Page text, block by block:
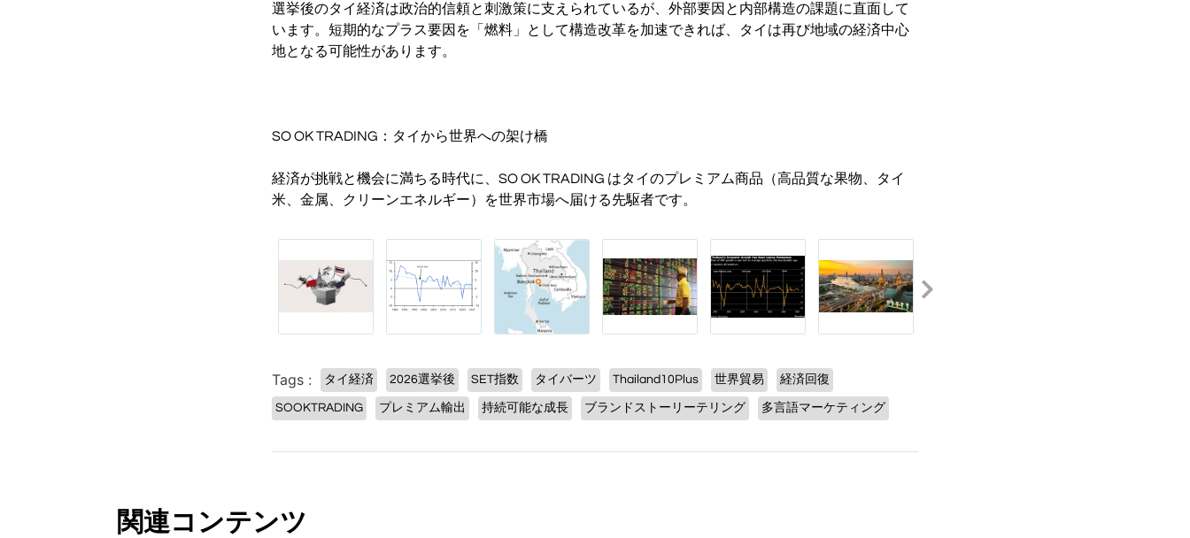
選挙後のタイ経済は政治的信頼と刺激策に支えられているが、外部要因と内部構造の課題に直面して
います。短期的なプラス要因を「燃料」として構造改革を加速できれば、タイは再び地域の経済中心
地となる可能性があります。
SO OK TRADING：タイから世界への架け橋
経済が挑戦と機会に満ちる時代に、SO OK TRADING はタイのプレミアム商品（高品質な果物、タイ
米、金属、クリーンエネルギー）を世界市場へ届ける先駆者です。
Tags : タイ経済 2026選挙後 SET指数 タイバーツ Thailand10Plus 世界貿易 経済回復
SOOKTRADING プレミアム輸出 持続可能な成長 ブランドストーリーテリング 多言語マーケティング
関連コンテンツ